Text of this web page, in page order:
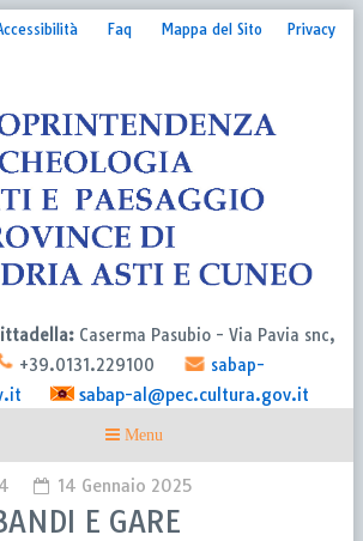
Faq Mappa del Sito Privacy
Caserma Pasubio - Via Pavia snc,
+39.0131.229100
sabap-
sabap-al@pec.cultura.gov.it
14 Gennaio 2025
E GARE